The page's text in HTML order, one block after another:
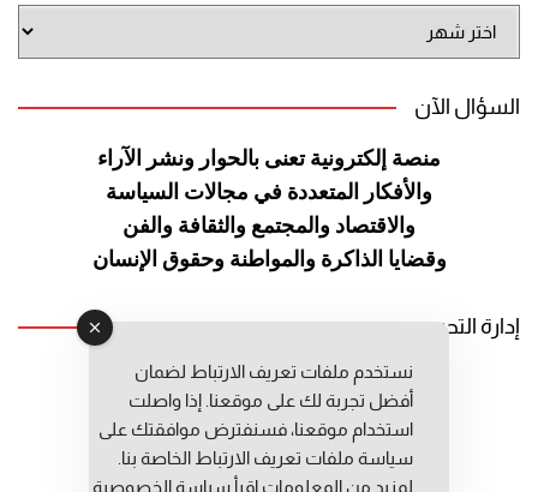
الموقع
السؤال الآن
منصة إلكترونية تعنى بالحوار ونشر الآراء
والأفكار المتعددة في مجالات السياسة
والاقتصاد والمجتمع والثقافة والفن
وقضايا الذاكرة والمواطنة وحقوق الإنسان
إدارة التحرير
رئيس التحرير: عبد الرحيم التوراني
رئيس التحرير المساعد: المعطي قبال
مديرة التحرير: فاطمة حوحو
نستخدم ملفات تعريف الارتباط لضمان
أفضل تجربة لك على موقعنا. إذا واصلت
استخدام موقعنا، فسنفترض موافقتك على
سياسة ملفات تعريف الارتباط الخاصة بنا.
لمزيد من المعلومات إقرأ سياسة الخصوصية